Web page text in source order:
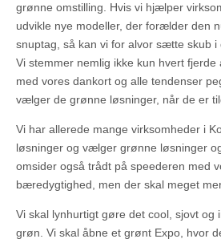
grønne omstilling. Hvis vi hjælper
udvikle nye modeller, der forælder den
snuptag, så kan vi for alvor sætte skub i
Vi stemmer nemlig ikke kun hvert fjerde
med vores dankort og alle tendenser
vælger de grønne løsninger, når de er
Vi har allerede mange virksomheder i
løsninger og vælger grønne løsninger
omsider også trådt på speederen med
bæredygtighed, men der skal meget
Vi skal lynhurtigt gøre det cool, sjovt og
grøn. Vi skal åbne et grønt Expo, hvor